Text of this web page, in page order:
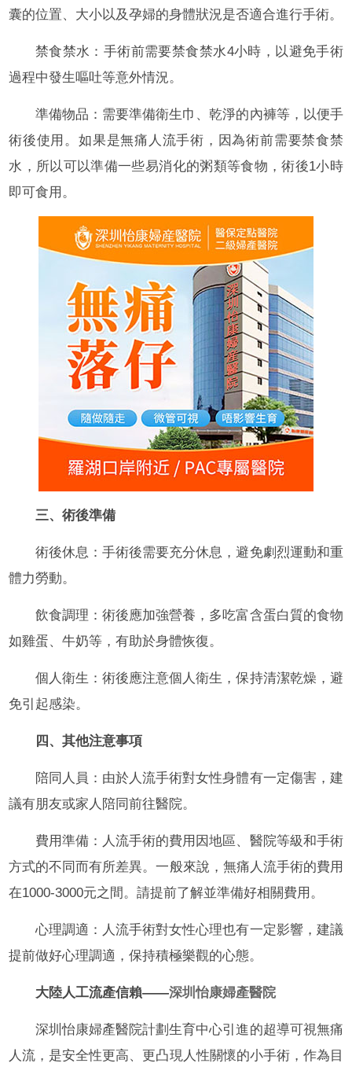
囊的位置、大小以及孕婦的身體狀況是否適合進行手術。
禁食禁水：手術前需要禁食禁水4小時，以避免手術
過程中發生嘔吐等意外情況。
準備物品：需要準備衛生巾、乾淨的內褲等，以便手
術後使用。如果是無痛人流手術，因為術前需要禁食禁
水，所以可以準備一些易消化的粥類等食物，術後1小時
即可食用。
三、術後準備
術後休息：手術後需要充分休息，避免劇烈運動和重
體力勞動。
飲食調理：術後應加強營養，多吃富含蛋白質的食物
如雞蛋、牛奶等，有助於身體恢復。
個人衛生：術後應注意個人衛生，保持清潔乾燥，避
免引起感染。
四、其他注意事項
陪同人員：由於人流手術對女性身體有一定傷害，建
議有朋友或家人陪同前往醫院。
費用準備：人流手術的費用因地區、醫院等級和手術
方式的不同而有所差異。一般來說，無痛人流手術的費用
在1000-3000元之間。請提前了解並準備好相關費用。
心理調適：人流手術對女性心理也有一定影響，建議
提前做好心理調適，保持積極樂觀的心態。
大陸人工流產信賴——深圳怡康婦產醫院
深圳怡康婦產醫院計劃生育中心引進的超導可視無痛
人流，是安全性更高、更凸現人性關懷的小手術，作為目